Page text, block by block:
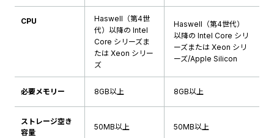
CPU
Haswell（第4世
代）以降の Intel
Core シリーズま
たは Xeon シリー
ズ
Haswell（第4世代）
以降の Intel Core シリ
ーズまたは Xeon シリ
ーズ/Apple Silicon
必要メモリー 8GB以上 8GB以上
ストレージ空き
容量
50MB以上 50MB以上